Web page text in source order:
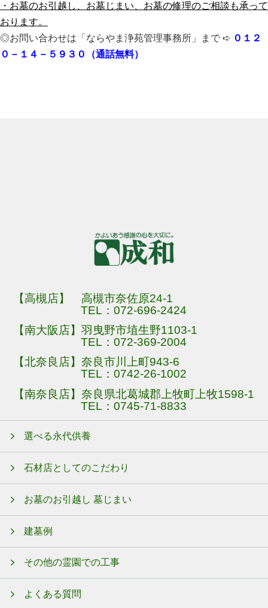
・お墓のお引越し、お墓じまい、お墓の修理のご相談も承って
おります。
◎お問い合わせは「ならやま浄苑管理事務所」まで ➪ ０１２
０－１４－５９３０（通話無料）
【高槻店】 高槻市奈佐原24-1
TEL：072-696-2424
【南大阪店】羽曳野市埴生野1103-1
TEL：072-369-2004
【北奈良店】奈良市川上町943-6
TEL：0742-26-1002
【南奈良店】奈良県北葛城郡上牧町上牧1598-1
TEL：0745-71-8833
選べる永代供養
石材店としてのこだわり
お墓のお引越し 墓じまい
建墓例
その他の霊園での工事
よくある質問